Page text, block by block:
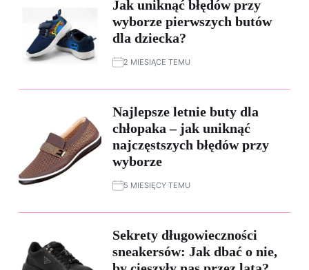
Jak uniknąć błędów przy
wyborze pierwszych butów
dla dziecka?
2 MIESIĄCE TEMU
Najlepsze letnie buty dla
chłopaka – jak uniknąć
najczęstszych błędów przy
wyborze
5 MIESIĘCY TEMU
Sekrety długowieczności
sneakersów: Jak dbać o nie,